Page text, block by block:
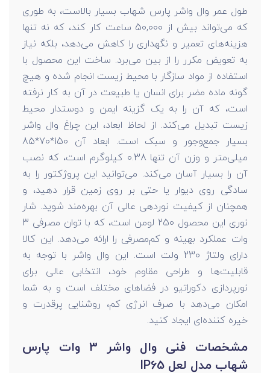
طول عمر وال واشر پارس شهاب بسیار بالاست، به طوری
که می‌تواند بیش از 50,000 ساعت کار کند، که نه‌ تنها
هزینه‌های تعمیر و نگهداری را کاهش می‌دهد، بلکه نیاز
به تعویض مکرر را از بین می‌برد. ساخت این محصول با
استفاده از مواد سازگار با محیط زیست انجام شده و هیچ
گونه ماده مضر برای انسان یا طبیعت در آن به کار نرفته
است، که آن را به یک گزینه ایمن و دوستدار محیط
زیست تبدیل می‌کند. از لحاظ ابعاد، این چراغ وال واشر
بسیار جمع‌وجور و سبک است. ابعاد آن 150*70*85
میلی‌متر و وزن آن تنها 0.38 کیلوگرم است، که نصب
آن را بسیار آسان می‌کند. می‌توانید این پروژکتور را به
سادگی روی دیوار یا حتی بر روی زمین قرار دهید، و
همچنان از کیفیت نوردهی عالی آن بهره‌مند شوید. شار
نوری این محصول 250 لومن است، که با توان مصرفی 3
وات عملکرد بهینه و کم‌مصرفی را ارائه می‌دهد. این کالا
دارای ولتاژ 230 ولت است. این وال واشر با توجه به
قابلیت‌ها و طراحی مقاوم خود، انتخابی عالی برای
نورپردازی دکوراتیو در فضاهای مختلف است و به شما
امکان می‌دهد با صرف انرژی کم، روشنایی پرقدرت و
خیره‌ کننده‌ای ایجاد کنید.
مشخصات فنی وال واشر 3 وات پارس
شهاب مدل لعل IP65